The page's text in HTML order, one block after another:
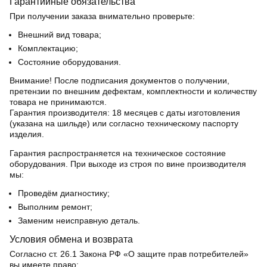
При получении заказа внимательно проверьте:
Внешний вид товара;
Комплектацию;
Состояние оборудования.
Внимание! После подписания документов о получении,
претензии по внешним дефектам, комплектности и количеству
товара не принимаются.
Гарантия производителя: 18 месяцев с даты изготовления
(указана на шильде) или согласно техническому паспорту
изделия.
Гарантия распространяется на техническое состояние
оборудования. При выходе из строя по вине производителя
мы:
Проведём диагностику;
Выполним ремонт;
Заменим неисправную деталь.
Условия обмена и возврата
Согласно ст. 26.1 Закона РФ «О защите прав потребителей»
вы имеете право: